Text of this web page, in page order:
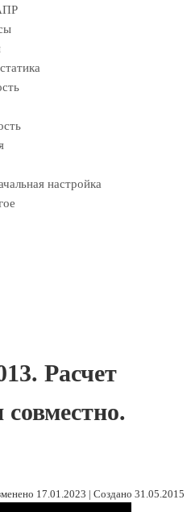
настройка
Расчет
совместно.
17.01.2023 | Создано 31.05.2015